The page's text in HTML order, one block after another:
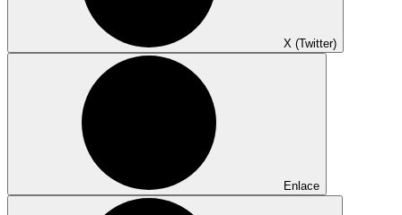
X (Twitter)
Enlace